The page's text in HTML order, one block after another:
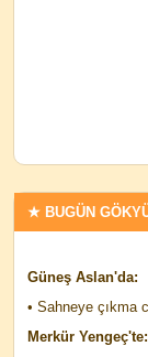
★ BUGÜN
Güneş Aslan'da:
• Sahneye çıkma
Merkür Yengeç'te: